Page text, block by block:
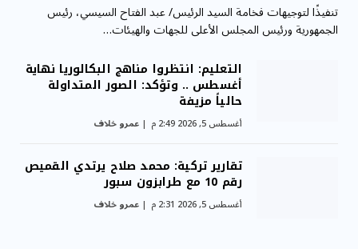
تنفيذًا لتوجيهات فخامة السيد الرئيس/ عبد الفتاح السيسي، رئيس
الجمهورية ورئيس المجلس الأعلى للجهات والهيئات…
التعليم: انتظروا مناهج البكالوريا نهاية
أغسطس .. وتؤكد: الصور المتداولة
حالياً مزيفة
أغسطس 5, 2026 2:49 م عمرو خلاف
تقارير تركية: محمد صلاح يرتدي القميص
رقم 10 مع طرابزون سبور
أغسطس 5, 2026 2:31 م عمرو خلاف